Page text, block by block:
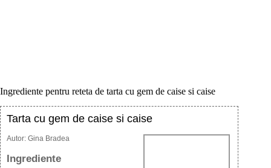
Ingrediente pentru reteta de tarta cu gem de caise si caise
Tarta cu gem de caise si caise
Autor: Gina Bradea
Ingrediente